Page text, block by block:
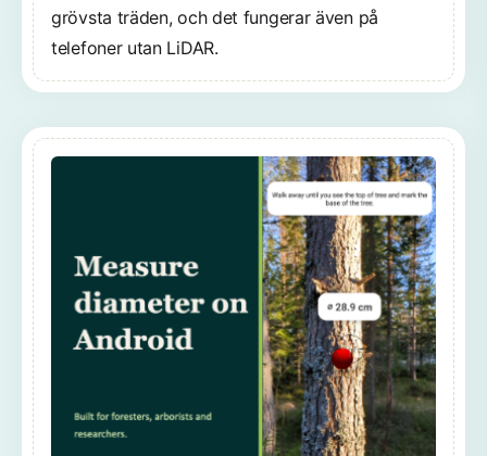
grövsta träden, och det fungerar även på
telefoner utan LiDAR.